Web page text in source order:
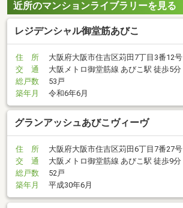
近所のマンションライブラリーを見る
レジデンシャル御堂筋あびこ
住 所
大阪府大阪市住吉区苅田7丁目3番12号
交 通
大阪メトロ御堂筋線 あびこ駅 徒歩5分
総戸数
53戸
築年月
令和6年6月
グランアッシュあびこヴィーヴ
住 所
大阪府大阪市住吉区苅田6丁目7番27号
交 通
大阪メトロ御堂筋線 あびこ駅 徒歩9分
総戸数
52戸
築年月
平成30年6月